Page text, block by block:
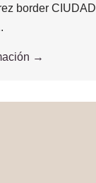
border CIUDAD
→